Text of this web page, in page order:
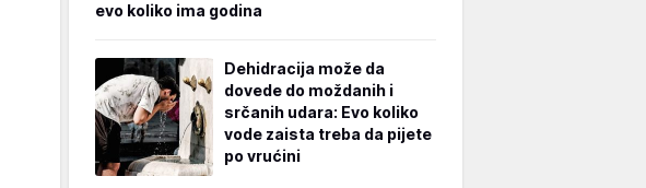
evo koliko ima godina
Dehidracija može da
dovede do moždanih i
srčanih udara: Evo koliko
vode zaista treba da pijete
po vrućini